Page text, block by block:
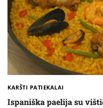
KARŠTI PATIEKALAI
Ispaniška paelija su